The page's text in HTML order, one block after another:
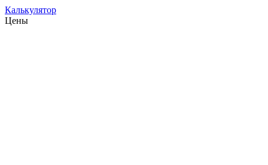
Калькулятор
Цены